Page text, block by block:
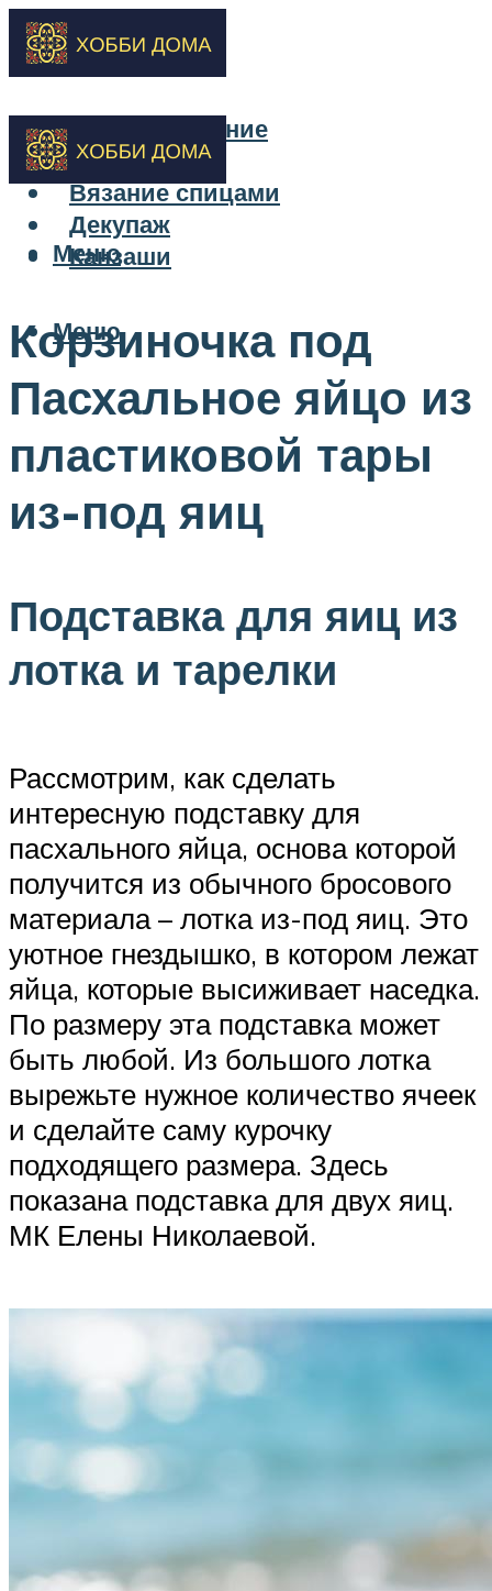
Бисероплетение
Вышивка
Вязание спицами
Декупаж
Канзаши
Меню
Меню
Корзиночка под
Пасхальное яйцо из
пластиковой тары
из-под яиц
Подставка для яиц из
лотка и тарелки
Рассмотрим, как сделать
интересную подставку для
пасхального яйца, основа которой
получится из обычного бросового
материала – лотка из-под яиц. Это
уютное гнездышко, в котором лежат
яйца, которые высиживает наседка.
По размеру эта подставка может
быть любой. Из большого лотка
вырежьте нужное количество ячеек
и сделайте саму курочку
подходящего размера. Здесь
показана подставка для двух яиц.
МК Елены Николаевой.